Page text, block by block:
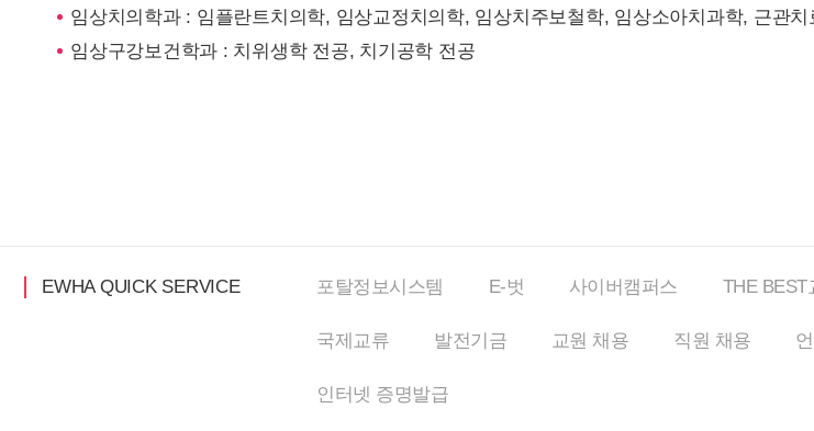
임상치의학과 : 임플란트치의학, 임상교정치의학, 임상치주보철학, 임상소아치과학, 근관
임상구강보건학과 : 치위생학 전공, 치기공학 전공
EWHA QUICK SERVICE 포탈정보시스템 E-벗 사이버캠퍼스 THE BEST
국제교류 발전기금 교원 채용 직원 채용
인터넷 증명발급